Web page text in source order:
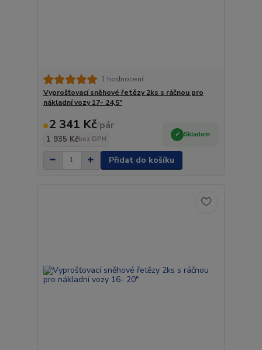
1 hodnocení
Vyprošťovací sněhové řetězy 2ks s ráčnou pro
nákladní vozy 17- 24,5"
2 341 Kč/pár
1 935 Kčbez DPH
Skladem
Přidat do košíku